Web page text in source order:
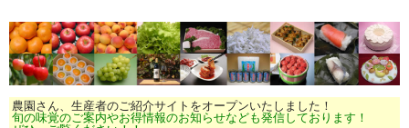
農園さん、生産者のご紹介サイトをオープンいたしました！
旬の味覚のご案内やお得情報のお知らせなども発信しております！